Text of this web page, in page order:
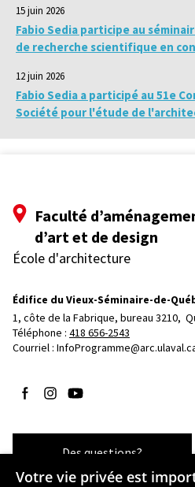
15 juin 2026
Fabio Sedia participe au
de recherche scientifique en
12 juin 2026
Fabio Sedia a participé au 51e
Société pour l'étude de
Faculté
d’art et de design
École d'architecture
Édifice du Vieux-Séminaire-de-
1, côte de la Fabrique, bureau 3210,
Téléphone : 418 656-2543
Courriel :
Suivez-nous sur Facebook
Suivez-nous sur Instagram
Suivez-nous sur YouTube
Des questions?
Votre vie privée est